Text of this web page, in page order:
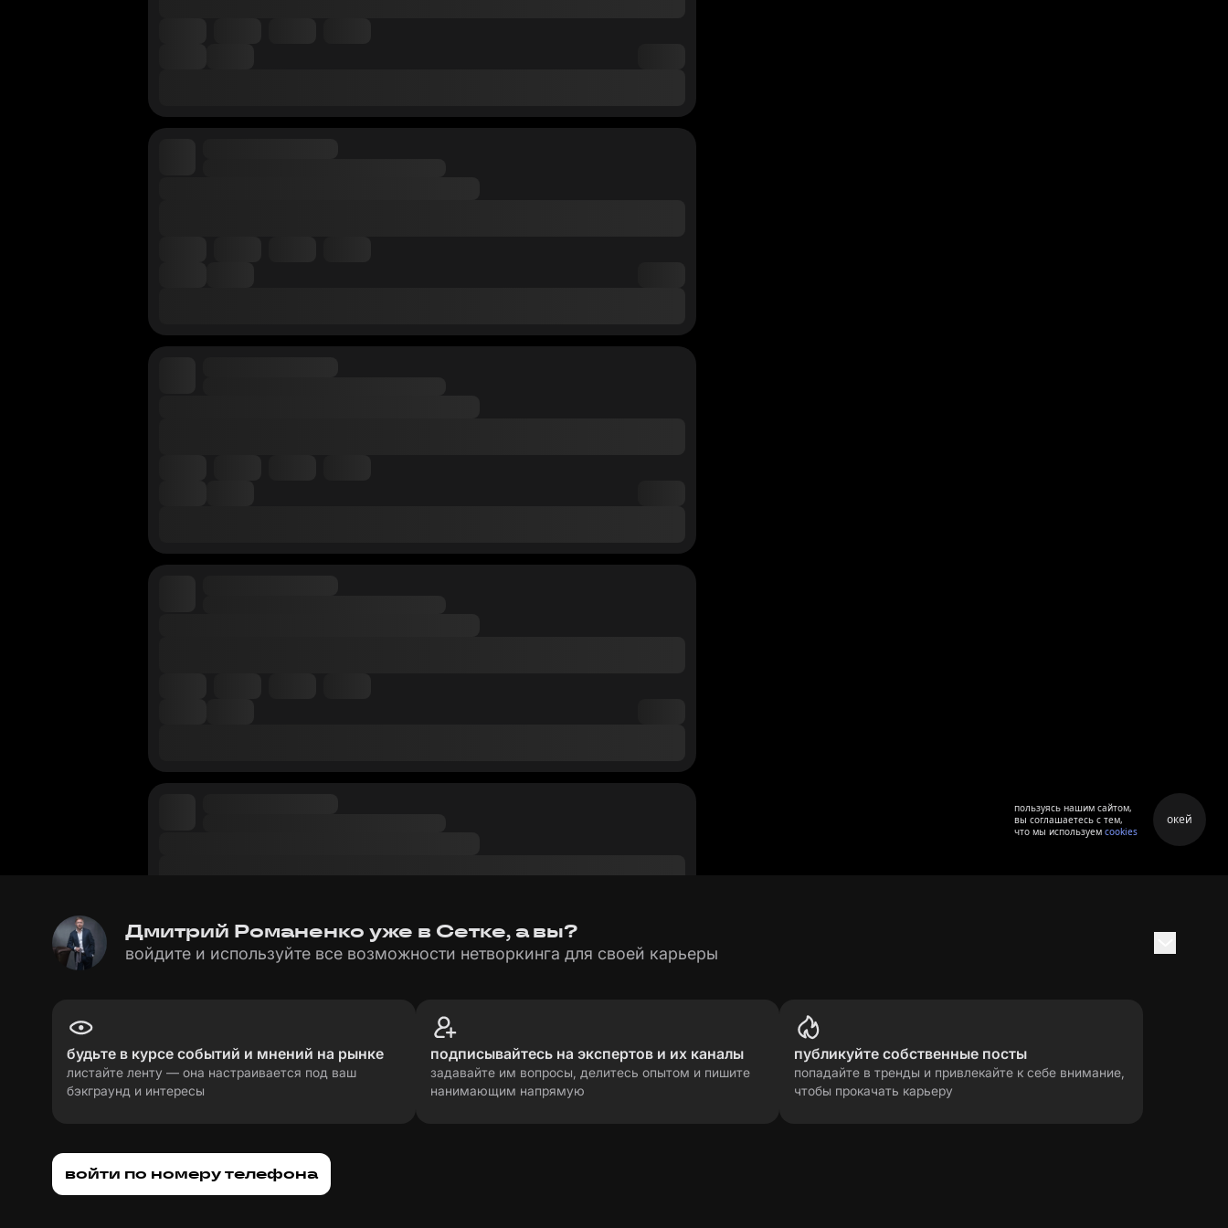
Дмитрий Романенко уже в Сетке, а вы?
войдите и используйте все возможности нетворкинга для своей карьеры
будьте в курсе событий и мнений на рынке
листайте ленту — она настраивается под ваш
бэкграунд и интересы
подписывайтесь на экспертов и их каналы
задавайте им вопросы, делитесь опытом и пишите
нанимающим напрямую
публикуйте собственные посты
попадайте в тренды и привлекайте к себе внимание,
чтобы прокачать карьеру
войти по номеру телефона
пользуясь нашим сайтом,
вы соглашаетесь с тем,
что мы используем cookies
окей